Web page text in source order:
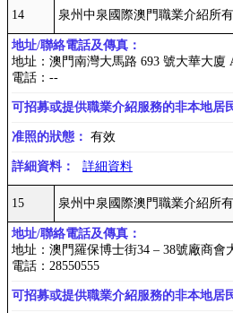
14 泉州中泉國際澳門職業介紹所
地址/聯絡電話及傳真：
地址：澳門南灣大馬路 693 號大華大廈
電話：--
可招募或提供職業介紹服務的非本地居
准照的狀態： 有效
詳細資料： 詳細資料
15 泉州中泉國際澳門職業介紹所
地址/聯絡電話及傳真：
地址：澳門羅保博士街34 – 38號廠商會
電話：28550555
可招募或提供職業介紹服務的非本地居